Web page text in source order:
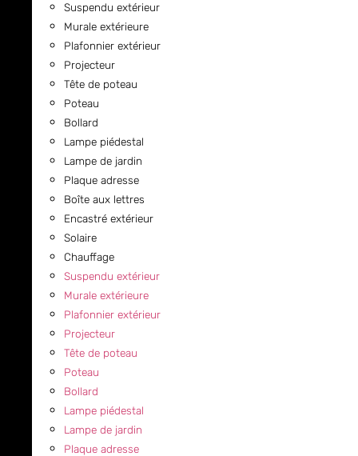
Suspendu extérieur
Murale extérieure
Plafonnier extérieur
Projecteur
Tête de poteau
Poteau
Bollard
Lampe piédestal
Lampe de jardin
Plaque adresse
Boîte aux lettres
Encastré extérieur
Solaire
Chauffage
Suspendu extérieur
Murale extérieure
Plafonnier extérieur
Projecteur
Tête de poteau
Poteau
Bollard
Lampe piédestal
Lampe de jardin
Plaque adresse